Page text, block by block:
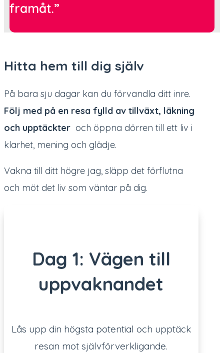
framåt.”
Hitta hem till dig själv
På bara sju dagar kan du förvandla ditt inre.
Följ med på en resa fylld av tillväxt, läkning
och upptäckter och öppna dörren till ett liv i
klarhet, mening och glädje.
Vakna till ditt högre jag, släpp det förflutna
och möt det liv som väntar på dig.
Dag 1: Vägen till
uppvaknandet
Lås upp din högsta potential och upptäck
resan mot självförverkligande.